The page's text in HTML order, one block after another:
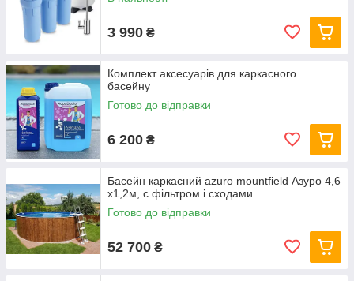
3 990 ₴
Комплект аксесуарів для каркасного
басейну
Готово до відправки
6 200 ₴
Басейн каркасний azuro mountfield Азуро 4,6
х1,2м, c фільтром і сходами
Готово до відправки
52 700 ₴